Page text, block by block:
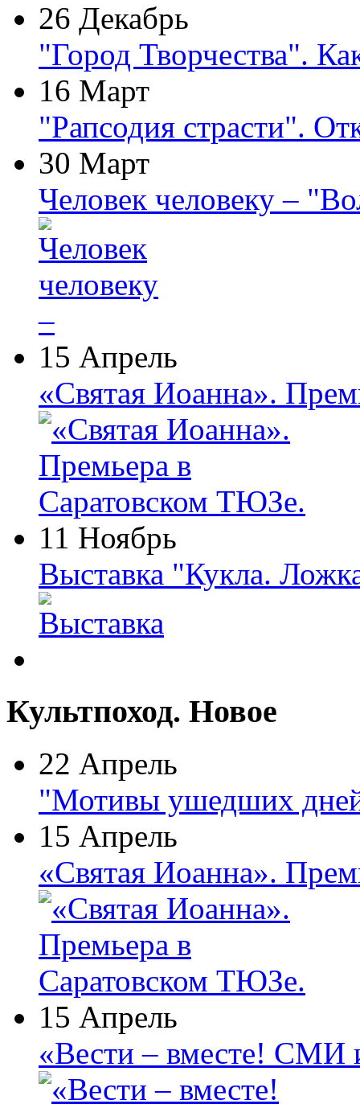
26 Декабрь
"Город Творчества".
16 Март
"Рапсодия страсти".
30 Март
Человек человеку –
15 Апрель
«Святая Иоанна».
11 Ноябрь
Выставка "Кукла.
Культпоход. Новое
22 Апрель
"Мотивы ушедших
15 Апрель
«Святая Иоанна».
15 Апрель
«Вести – вместе! СМИ